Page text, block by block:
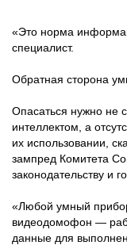
«Это норма
специалист.
Обратная сторона
Опасаться нужно не
интеллектом, а
их использовании,
зампред Комитета
законодательству и
«Любой умный
видеодомофон —
данные для